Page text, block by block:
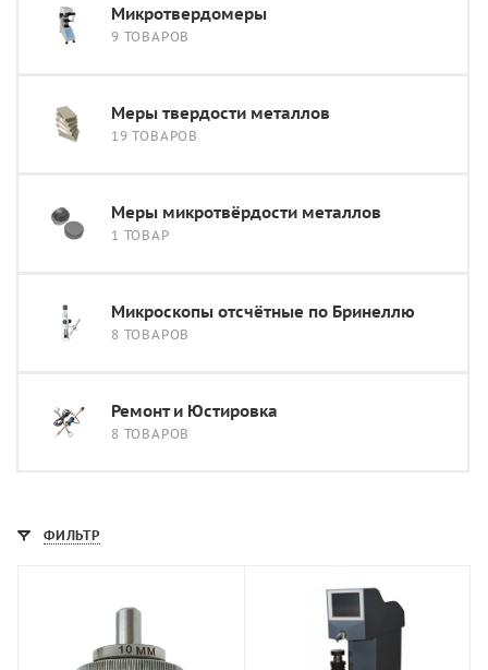
Микротвердомеры
9 ТОВАРОВ
Меры твердости металлов
19 ТОВАРОВ
Меры микротвёрдости металлов
1 ТОВАР
Микроскопы отсчётные по Бринеллю
8 ТОВАРОВ
Ремонт и Юстировка
8 ТОВАРОВ
ФИЛЬТР